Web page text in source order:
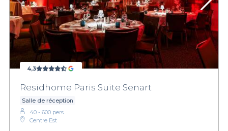
4,3
Residhome Paris Suite Senart
Salle de réception
40 - 600 pers.
Centre Est